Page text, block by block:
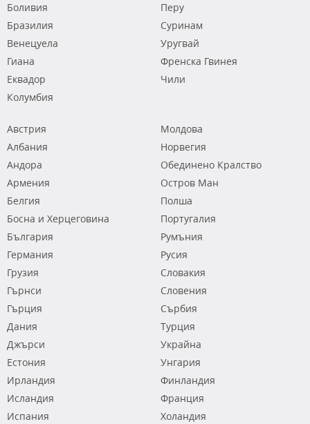
Боливия
Бразилия
Венецуела
Гиана
Еквадор
Колумбия
Перу
Суринам
Уругвай
Френска Гвинея
Чили
Австрия
Албания
Андора
Армения
Белгия
Босна и Херцеговина
България
Германия
Грузия
Гърнси
Гърция
Дания
Джърси
Естония
Ирландия
Исландия
Испания
Молдова
Норвегия
Обединено Кралство
Остров Ман
Полша
Португалия
Румъния
Русия
Словакия
Словения
Сърбия
Турция
Украйна
Унгария
Финландия
Франция
Холандия